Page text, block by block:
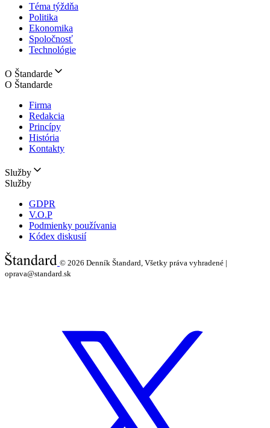
Téma týždňa
Politika
Ekonomika
Spoločnosť
Technológie
O Štandarde
O Štandarde
Firma
Redakcia
Princípy
História
Kontakty
Služby
Služby
GDPR
V.O.P
Podmienky používania
Kódex diskusií
© 2026 Denník Štandard, Všetky práva vyhradené |
oprava@standard.sk